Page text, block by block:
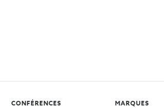
CONFÉRENCES MARQUES